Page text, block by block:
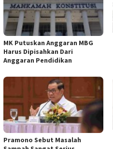
MK Putuskan Anggaran MBG
Harus Dipisahkan Dari
Anggaran Pendidikan
Pramono Sebut Masalah